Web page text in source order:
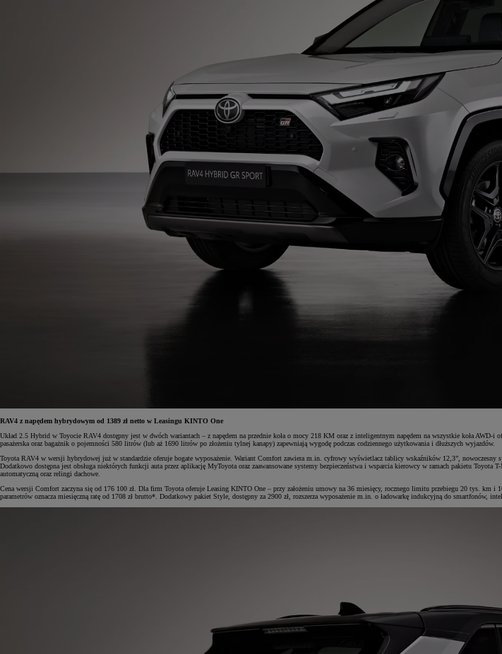
RAV4 z napędem hybrydowym od 1389 zł netto w Leasingu KINTO One
Układ 2.5 Hybrid w Toyocie RAV4 dostępny jest w dwóch wariantach – z napędem na przednie koła o mocy 218 KM oraz z inteligentnym napędem na wszystkie koła
pasażerska oraz bagażnik o pojemności 580 litrów (lub aż 1690 litrów po złożeniu tylnej kanapy) zapewniają wygodę podczas codziennego użytkowania i dłuższych wyjazdów.
Toyota RAV4 w wersji hybrydowej już w standardzie oferuje bogate wyposażenie. Wariant Comfort zawiera m.in. cyfrowy wyświetlacz tablicy wskaźników 12,3”,
Dodatkowo dostępna jest obsługa niektórych funkcji auta przez aplikację MyToyota oraz zaawansowane systemy bezpieczeństwa i wsparcia kierowcy w ramach pakietu
automatyczną oraz relingi dachowe.
Cena wersji Comfort zaczyna się od 176 100 zł. Dla firm Toyota oferuje Leasing KINTO One – przy założeniu umowy na 36 miesięcy, rocznego limitu przebiegu 20 tys.
parametrów oznacza miesięczną ratę od 1708 zł brutto*. Dodatkowy pakiet Style, dostępny za 2900 zł, rozszerza wyposażenie m.in. o ładowarkę indukcyjną do